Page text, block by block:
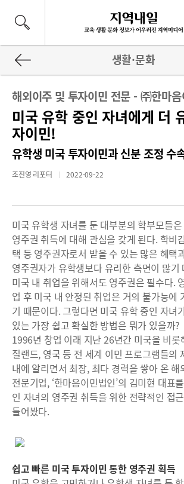
생활·문화
해외이주 및 투자이민 전문 - ㈜한마
미국 유학 중인 자녀에게 더
자이민!
유학생 미국 투자이민과 신분 조정 수
조진영 리포터 2022-09-22
미국 유학생 자녀를 둔 대부분의 학부모들
영주권 취득에 대해 관심을 갖게 된다. 학비
택 등 영주권자로서 받을 수 있는 많은 혜택
영주권자가 유학생보다 유리한 측면이 많기
미국 내 취업을 위해서도 영주권은 필수다.
업 후 미국 내 안정된 취업은 거의 불가능에
기 때문이다. 그렇다면 미국 유학 중인 자녀
있는 가장 쉽고 확실한 방법은 뭐가 있을까?
1996년 창업 이래 지난 26년간 미국을 비롯
질랜드, 영국 등 전 세계 이민 프로그램들의
내에 알리면서 최장, 최다 경력을 쌓아 온 해
전문기업, ‘한마음이민법인’의 김미현 대표
인 자녀의 영주권 취득을 위한 전략적인 접
들어봤다.
쉽고 빠른 미국 투자이민 통한 영주권 획득